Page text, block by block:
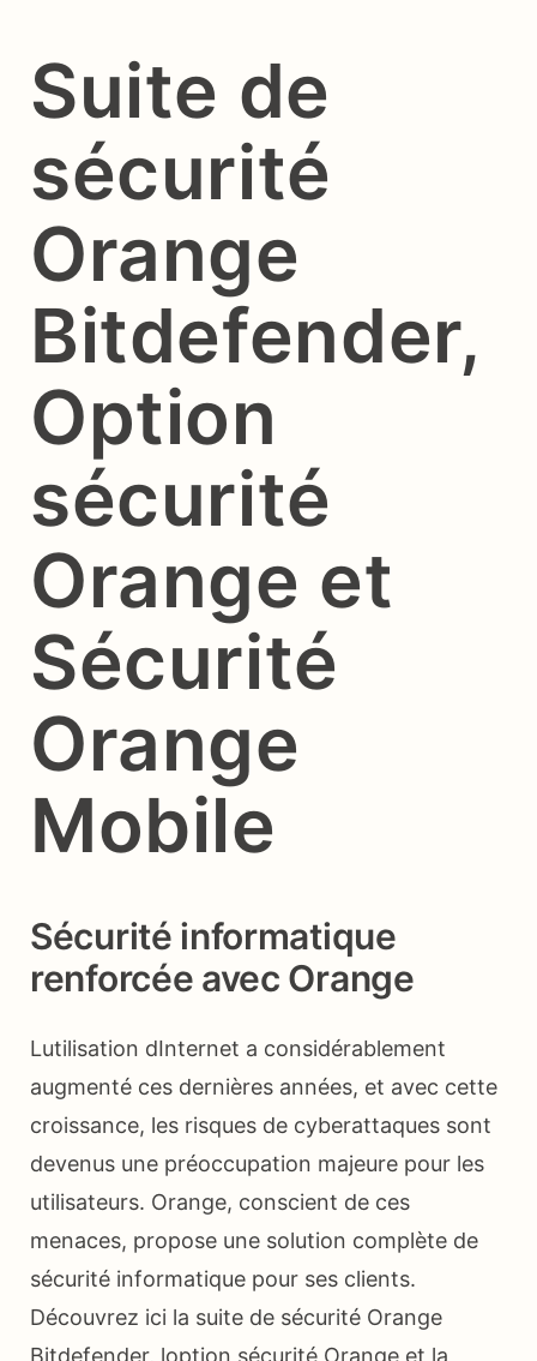
Suite de
sécurité
Orange
Bitdefender,
Option
sécurité
Orange et
Sécurité
Orange
Mobile
Sécurité informatique
renforcée avec Orange
Lutilisation dInternet a considérablement
augmenté ces dernières années, et avec cette
croissance, les risques de cyberattaques sont
devenus une préoccupation majeure pour les
utilisateurs. Orange, conscient de ces
menaces, propose une solution complète de
sécurité informatique pour ses clients.
Découvrez ici la suite de sécurité Orange
Bitdefender, loption sécurité Orange et la